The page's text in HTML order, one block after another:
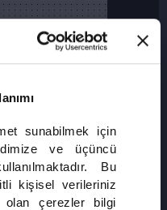
sunabilmek için
ve üçüncü
Bu
kişisel verileriniz
olan çerezler bilgi